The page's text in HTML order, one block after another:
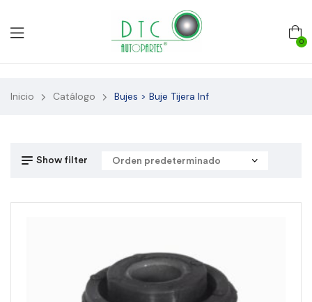
0
Inicio Catálogo Bujes > Buje Tijera Inf
Show filter